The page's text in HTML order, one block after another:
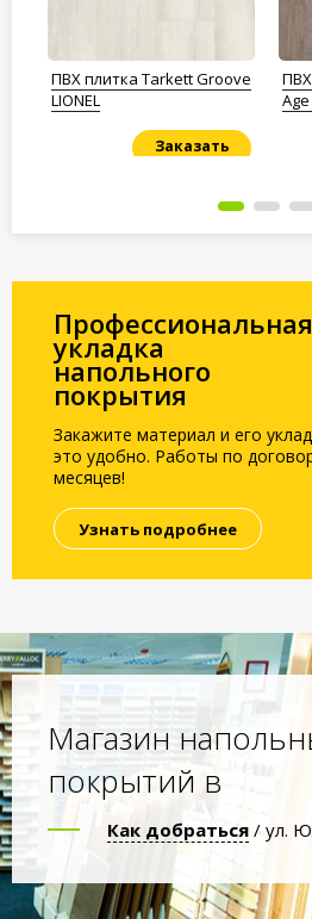
ПВХ плитка Tarkett Groove
LIONEL
Заказать
Age
Профессиональная
укладка
напольного
покрытия
Закажите материал и его
это удобно. Работы по
месяцев!
Узнать подробнее
Магазин
покрытий в
Как добраться / ул.